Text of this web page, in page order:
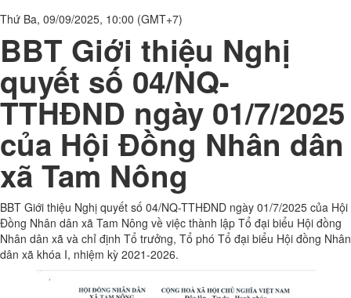
Thứ Ba, 09/09/2025, 10:00 (GMT+7)
BBT Giới thiệu Nghị
quyết số 04/NQ-
TTHĐND ngày 01/7/2025
của Hội Đồng Nhân dân
xã Tam Nông
BBT Giới thiệu Nghị quyết số 04/NQ-TTHĐND ngày 01/7/2025 của Hội
Đồng Nhân dân xã Tam Nông về việc thành lập Tổ đại biểu Hội đồng
Nhân dân xã và chỉ định Tổ trưởng, Tổ phó Tổ đại biểu Hội đồng Nhân
dân xã khóa I, nhiệm kỳ 2021-2026.